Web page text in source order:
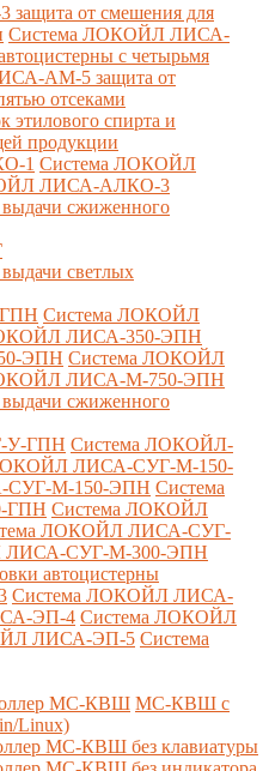
от смешения для
Система ЛОКОЙЛ ЛИСА-
с четырьмя
AM-5 защита от
отсеками
этилового спирта и
продукции
1 Система ЛОКОЙЛ
ЛИСА-АЛКО-3
выдачи сжиженного
светлых
Система ЛОКОЙЛ
ЛИСА-350-ЭПН
ЭПН Система ЛОКОЙЛ
ЛИСА-М-750-ЭПН
выдачи сжиженного
У-ГПН Система ЛОКОЙЛ-
ЛИСА-СУГ-М-150-
СУГ-М-150-ЭПН Система
ГПН Система ЛОКОЙЛ
ЛОКОЙЛ ЛИСА-СУГ-
ЛИСА-СУГ-М-300-ЭПН
автоцистерны
Система ЛОКОЙЛ ЛИСА-
ЭП-4 Система ЛОКОЙЛ
ЛИСА-ЭП-5 Система
МС-КВШ МС-КВШ с
Linux)
МС-КВШ без клавиатуры